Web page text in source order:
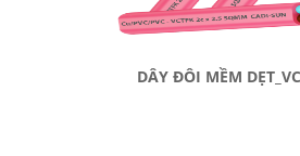
DÂY ĐÔI MỀM